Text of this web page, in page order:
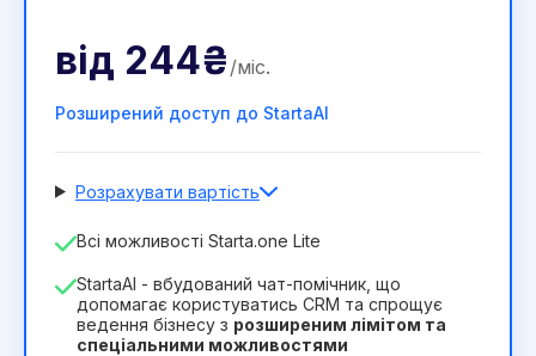
від 244₴ /міс.
Розширений доступ до StartaAI
Розрахувати вартість
Кількість співробітників
Тривалість ліцензії
12 Months (знижка -25%) Вигідний
Всі можливості Starta.one Lite
StartaAI - вбудований чат-помічник, що
допомагає користуватись CRM та спрощує
ведення бізнесу з розширеним лімітом та
спеціальними можливостями